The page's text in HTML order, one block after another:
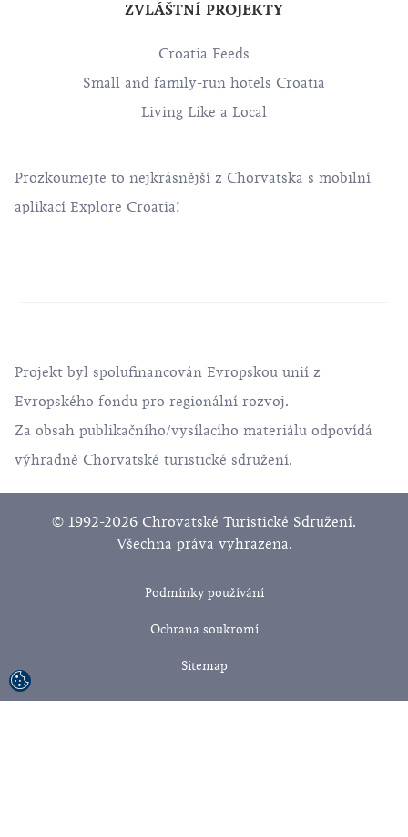
ZVLÁŠTNÍ PROJEKTY
Croatia Feeds
Small and family-run hotels Croatia
Living Like a Local
Prozkoumejte to nejkrásnější z Chorvatska s mobilní
aplikací Explore Croatia!
Projekt byl spolufinancován Evropskou unií z
Evropského fondu pro regionální rozvoj.
Za obsah publikačního/vysílacího materiálu odpovídá
výhradně Chorvatské turistické sdružení.
© 1992-2026 Chrovatské Turistické Sdružení.
Všechna práva vyhrazena.
Podmínky používání
Ochrana soukromí
Sitemap